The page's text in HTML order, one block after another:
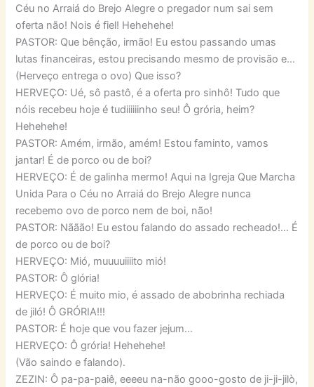
Céu no Arraiá do Brejo Alegre o pregador num sai sem
oferta não! Nois é fiel! Hehehehe!
PASTOR: Que bênção, irmão! Eu estou passando umas
lutas financeiras, estou precisando mesmo de provisão e…
(Herveço entrega o ovo) Que isso?
HERVEÇO: Ué, sô pastô, é a oferta pro sinhô! Tudo que
nóis recebeu hoje é tudiiiiiinho seu! Ô grória, heim?
Hehehehe!
PASTOR: Amém, irmão, amém! Estou faminto, vamos
jantar! É de porco ou de boi?
HERVEÇO: É de galinha mermo! Aqui na Igreja Que Marcha
Unida Para o Céu no Arraiá do Brejo Alegre nunca
recebemo ovo de porco nem de boi, não!
PASTOR: Nããão! Eu estou falando do assado recheado!… É
de porco ou de boi?
HERVEÇO: Mió, muuuuiiiito mió!
PASTOR: Ô glória!
HERVEÇO: É muito mio, é assado de abobrinha rechiada
de jiló! Ô GRÓRIA!!!
PASTOR: É hoje que vou fazer jejum…
HERVEÇO: Ô grória! Hehehehe!
(Vão saindo e falando).
ZEZIN: Ô pa-pa-paiê, eeeeu na-não gooo-gosto de ji-ji-jilò,